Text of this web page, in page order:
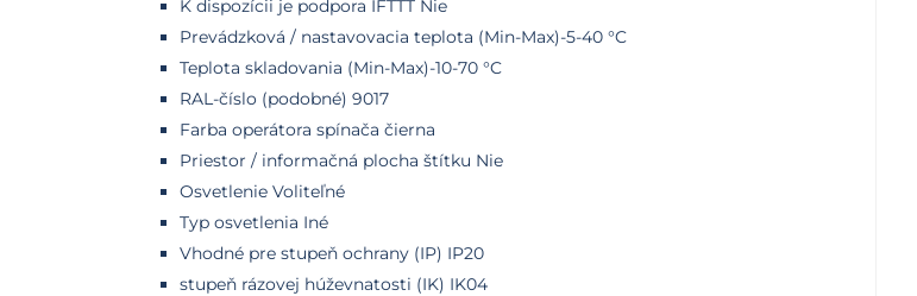
K dispozícii je podpora IFTTT Nie
Prevádzková / nastavovacia teplota (Min-Max)-5-40 °C
Teplota skladovania (Min-Max)-10-70 °C
RAL-číslo (podobné) 9017
Farba operátora spínača čierna
Priestor / informačná plocha štítku Nie
Osvetlenie Voliteľné
Typ osvetlenia Iné
Vhodné pre stupeň ochrany (IP) IP20
stupeň rázovej húževnatosti (IK) IK04